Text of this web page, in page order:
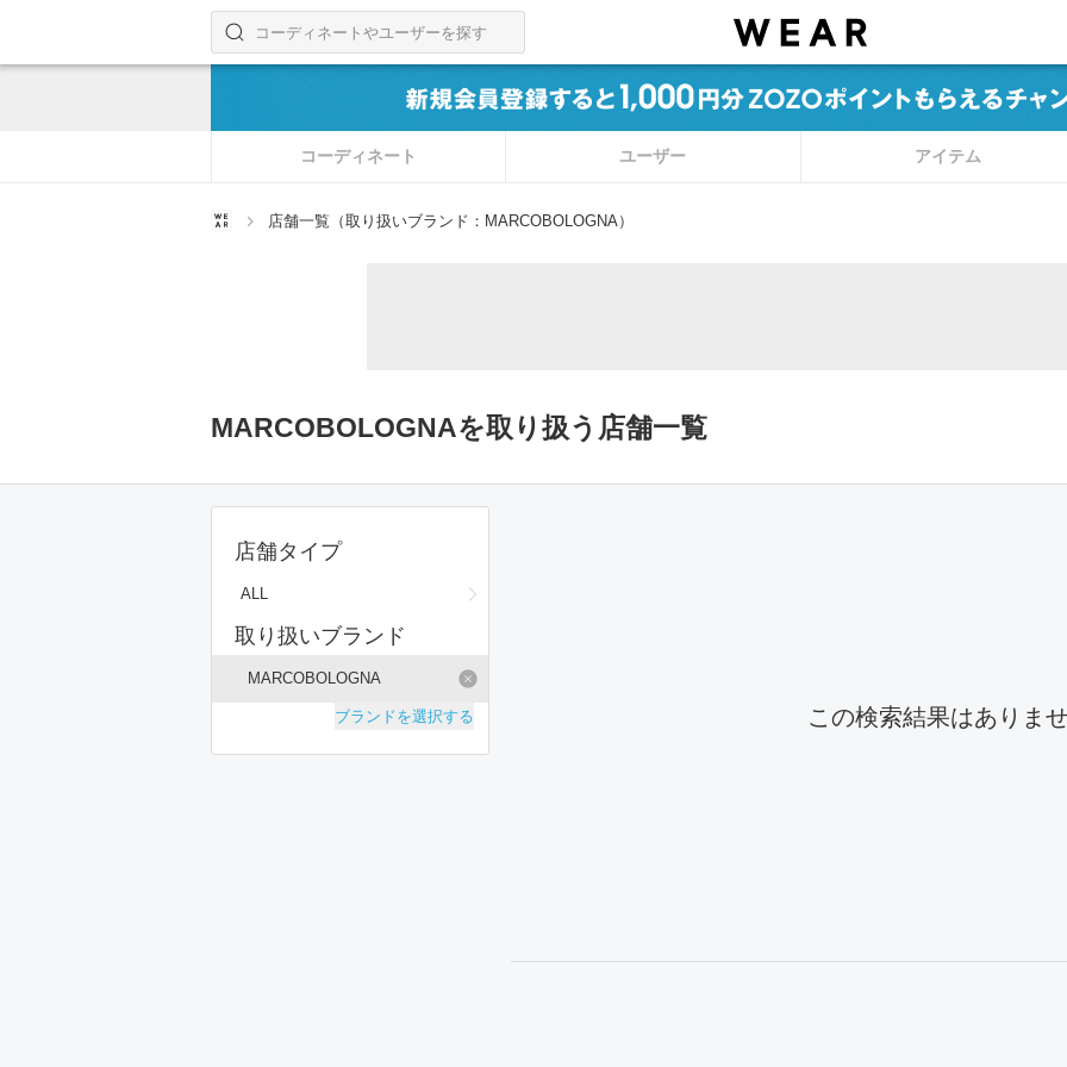
コーディネートやユーザーを探す
検索する
コーディネート ユーザー アイテム
店舗一覧（取り扱いブランド：MARCOBOLOGNA）
MARCOBOLOGNAを取り扱う店舗一覧
絞り込み条件
店舗タイプ
ALL
取り扱いブランド
MARCOBOLOGNA
ブランドを選択する この検索結果はありま